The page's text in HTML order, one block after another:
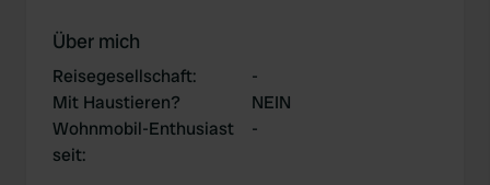
Über mich
Reisegesellschaft:
-
Mit Haustieren?
NEIN
Wohnmobil-Enthusiast
seit:
-